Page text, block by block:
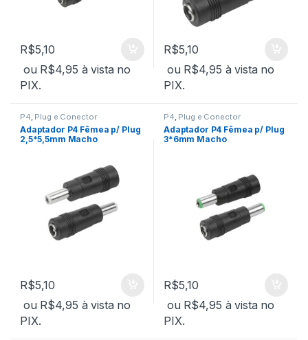
R$5,10
ou R$4,95 à vista no
PIX.
R$5,10
ou R$4,95 à vista no
PIX.
P4, Plug e Conector
Adaptador P4 Fêmea p/ Plug
2,5*5,5mm Macho
R$5,10
ou R$4,95 à vista no
PIX.
P4, Plug e Conector
Adaptador P4 Fêmea p/ Plug
3*6mm Macho
R$5,10
ou R$4,95 à vista no
PIX.